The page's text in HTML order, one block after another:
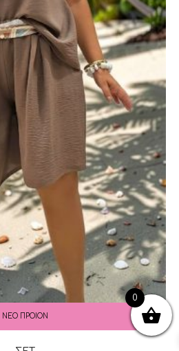
ΝΕΟ ΠΡΟΙΟΝ
0